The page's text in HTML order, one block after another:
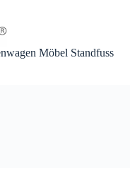
Möbel Standfuss